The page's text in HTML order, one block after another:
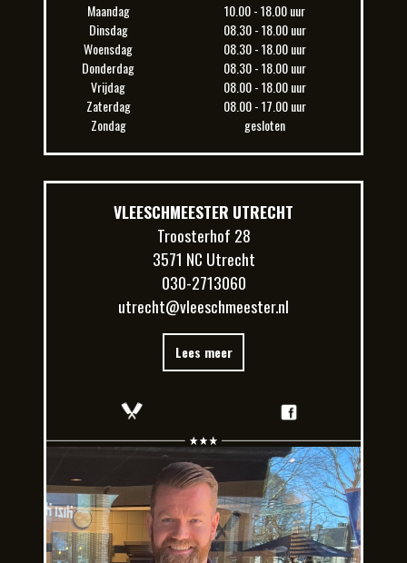
Maandag
10.00 - 18.00 uur
Dinsdag
08.30 - 18.00 uur
Woensdag
08.30 - 18.00 uur
Donderdag
08.30 - 18.00 uur
Vrijdag
08.00 - 18.00 uur
Zaterdag
08.00 - 17.00 uur
Zondag
gesloten
VLEESCHMEESTER UTRECHT
Troosterhof 28
3571 NC Utrecht
030-2713060
utrecht@vleeschmeester.nl
Lees meer